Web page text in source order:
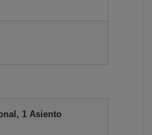
1 Asiento